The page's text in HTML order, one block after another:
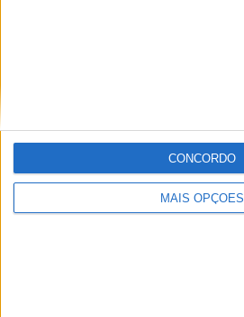
MAIS OPÇÕES
CONCORDO
Estatuto editorial
Termos e condições